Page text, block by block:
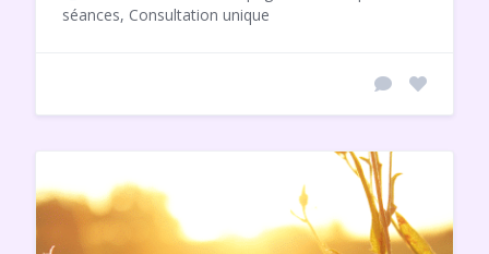
séances, Consultation unique